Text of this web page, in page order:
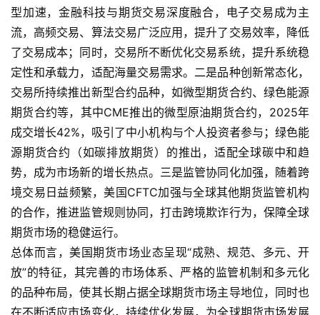
投
资
入
门
型加速，金融科技与期货交易深度融合，电子交易成为主
流，高频交易、算法交易广泛应用，提升了交易效率，降低
了交易成本；同时，交易所不断优化交易系统，提升系统稳
定性和承载力，适配海量交易需求。二是品种创新常态化，
交易所持续推出新型合约品种，如微型期货合约、绿色能源
期货合约等，其中CME推出的微型原油期货合约，2025年
成交增长42%，吸引了中小机构与个人投资者参与；绿色能
源期货合约（如碳排放期货）的推出，适配全球碳中和趋
势，成为市场新的增长热点。三是监管协同化加强，随着跨
境交易日益频繁，美国CFTC加强与全球其他期货监管机构
的合作，推进监管规则协同，打击跨境欺诈行为，保障全球
期货市场的稳健运行。
总体而言，美国期货市场业态呈现“成熟、规范、多元、开
放”的特征，其完善的市场体系、严格的监管机制和多元化
的品种布局，使其长期占据全球期货市场主导地位，同时也
在不断适应市场变化，持续优化发展，为全球期货市场发展